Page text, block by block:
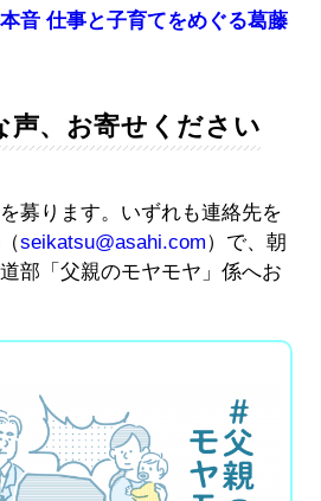
音 仕事と子育てをめぐる葛藤
声、お寄せください
募ります。いずれも連絡先を
seikatsu@asahi.com）で、朝
部「父親のモヤモヤ」係へお